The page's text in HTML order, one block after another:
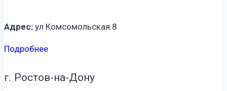
Адрес: ул Комсомольская 8
Подробнее
г. Ростов-на-Дону